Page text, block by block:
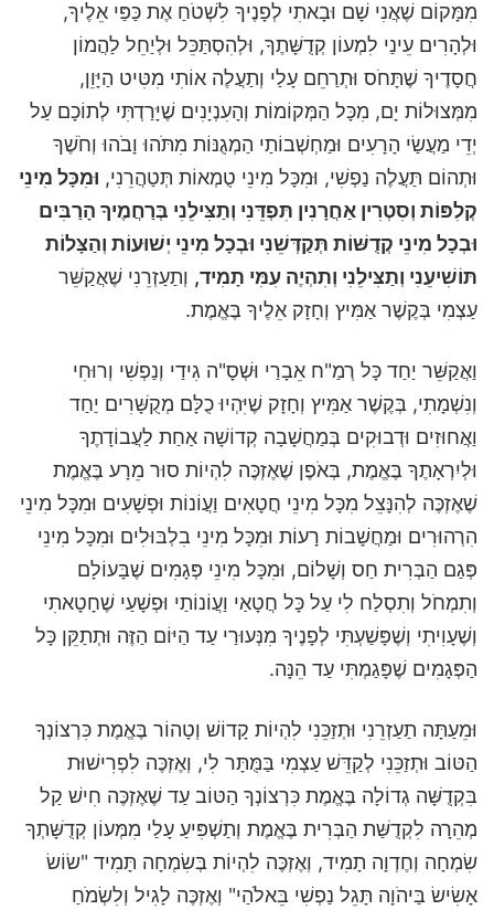
מִמָּקוֹם שֶׁאֲנִי שָׁם וּבָאתִי לְפָנֶיךָ לִשְׁטֹחַ אֶת כַּפַּי אֵלֶיךָ,
וּלְהָרִים עֵינַי לִמְעוֹן קְדֻשָּׁתֶךָ, וּלְהִסְתַּכֵּל וּלְיַחֵל לַהֲמוֹן
חֲסָדֶיךָ שֶׁתָּחֹס וּתְרַחֵם עָלַי וְתַעֲלֶה אוֹתִי מִטִּיט הַיָּוֵן,
מִמְּצוּלוֹת יָם, מִכָּל הַמְּקוֹמוֹת וְהָעִנְיָנִים שֶׁיָּרַדְתִּי לְתוֹכָם עַל
יְדֵי מַעֲשַׂי הָרָעִים וּמַחְשְׁבוֹתַי הַמְגֻנּוֹת מִתֹּהוּ וָבֹהוּ וְחֹשֶׁךָ
וּתְהוֹם תַּעֲלֶה נַפְשִׁי, וּמִכָּל מִינֵי טֻמְאוֹת תְּטַהֲרֵנִי, וּמִכָּל מִינֵי
קְלִפּוֹת וְסִטְרִין אַחֲרָנִין תִּפְדֵּנִי וְתַצִּילֵנִי בְּרַחֲמֶיךָ הָרַבִּים
וּבְכָל מִינֵי קְדֻשּׁוֹת תְּקַדְּשֵׁנִי וּבְכָל מִינֵי יְשׁוּעוֹת וְהַצָּלוֹת
תּוֹשִׁיעֵנִי וְתַצִּילֵנִי וְתִהְיֶה עִמִּי תָמִיד, וְתַעַזְרֵנִי שֶׁאֲקַשֵּׁר
עַצְמִי בְּקֶשֶׁר אַמִּיץ וְחָזָק אֵלֶיךָ בֶּאֱמֶת.
וַאֲקַשֵּׁר יַחַד כָּל רְמַ"ח אֵבָרַי וּשְׁסָ"ה גִידַי וְנַפְשִׁי וְרוּחִי
וְנִשְׁמָתִי, בְּקֶשֶׁר אַמִּיץ וְחָזָק שֶׁיִּהְיוּ כֻלָּם מְקֻשָּׁרִים יַחַד
וַאֲחוּזִים וּדְבוּקִים בְּמַחֲשָׁבָה קְדוֹשָׁה אַחַת לַעֲבוֹדָתֶךָ
וּלְיִרְאָתֶךָ בֶּאֱמֶת, בְּאֹפֶן שֶׁאֶזְכֶּה לִהְיוֹת סוּר מֵרָע בֶּאֱמֶת
שֶׁאֶזְכֶּה לְהִנָּצֵל מִכָּל מִינֵי חֲטָאִים וַעֲוֹנוֹת וּפְשָׁעִים וּמִכָּל מִינֵי
הִרְהוּרִים וּמַחֲשָׁבוֹת רָעוֹת וּמִכָּל מִינֵי בִלְבּוּלִים וּמִכָּל מִינֵי
פְּגַם הַבְּרִית חַס וְשָׁלוֹם, וּמִכָּל מִינֵי פְּגָמִים שֶׁבָּעוֹלָם
וְתִמְחֹל וְתִסְלַח לִי עַל כָּל חֲטָאַי וַעֲוֹנוֹתַי וּפְשָׁעַי שֶׁחָטָאתִי
וְשֶׁעָוִיתִי וְשֶׁפָּשַׁעְתִּי לְפָנֶיךָ מִנְּעוּרַי עַד הַיּוֹם הַזֶּה וּתְתַקֵּן כָּל
הַפְּגָמִים שֶׁפָּגַמְתִּי עַד הֵנָּה.
וּמֵעַתָּה תַעַזְרֵנִי וּתְזַכֵּנִי לִהְיוֹת קָדוֹשׁ וְטָהוֹר בֶּאֱמֶת כִּרְצוֹנְךָ
הַטּוֹב וּתְזַכֵּנִי לְקַדֵּשׁ עַצְמִי בַּמֻּתָּר לִי, וְאֶזְכֶּה לִפְרִישׁוּת
בִּקְדֻשָּׁה גְדוֹלָה בֶּאֱמֶת כִּרְצוֹנְךָ הַטּוֹב עַד שֶׁאֶזְכֶּה חִישׁ קַל
מְהֵרָה לִקְדֻשַּׁת הַבְּרִית בֶּאֱמֶת וְתַשְׁפִּיעַ עָלַי מִמְּעוֹן קְדֻשָּׁתְךָ
שִׂמְחָה וְחֶדְוָה תָמִיד, וְאֶזְכֶּה לִהְיוֹת בְּשִׂמְחָה תָּמִיד "שׂוֹשׂ
אָשִׂישׂ בַּיהֹוָה תָּגֵל נַפְשִׁי בֵּאלֹהַי" וְאֶזְכֶּה לָגִיל וְלִשְׂמֹחַ